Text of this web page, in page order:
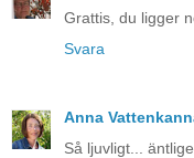
Grattis, du ligger
Svara
Anna
Så ljuvligt...